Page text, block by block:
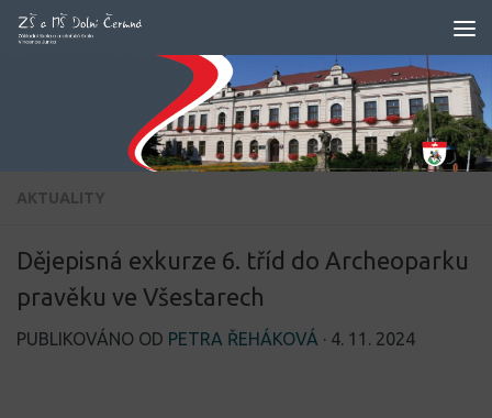
Skip to content
AKTUALITY
Dějepisná exkurze 6. tříd do Archeoparku
pravěku ve Všestarech
PUBLIKOVÁNO OD PETRA ŘEHÁKOVÁ · 4. 11. 2024